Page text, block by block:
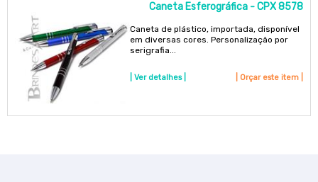
Caneta Esferográfica - CPX 8578
Caneta de plástico, importada, disponível
em diversas cores. Personalização por
serigrafia...
| Ver detalhes | | Orçar este item |